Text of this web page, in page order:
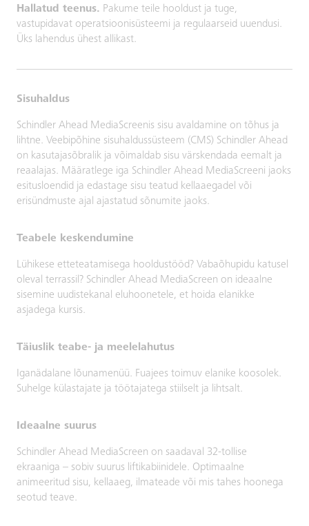
Hallatud teenus. Pakume teile hooldust ja tuge,
vastupidavat operatsioonisüsteemi ja regulaarseid uuendusi.
Üks lahendus ühest allikast.
Sisuhaldus
Schindler Ahead MediaScreenis sisu avaldamine on tõhus ja
lihtne. Veebipõhine sisuhaldussüsteem (CMS) Schindler Ahead
on kasutajasõbralik ja võimaldab sisu värskendada eemalt ja
reaalajas. Määratlege iga Schindler Ahead MediaScreeni jaoks
esitusloendid ja edastage sisu teatud kellaaegadel või
erisündmuste ajal ajastatud sõnumite jaoks.
Teabele keskendumine
Lühikese etteteatamisega hooldustööd? Vabaõhupidu katusel
oleval terrassil? Schindler Ahead MediaScreen on ideaalne
sisemine uudistekanal eluhoonetele, et hoida elanikke
asjadega kursis.
Täiuslik teabe- ja meelelahutus
Iganädalane lõunamenüü. Fuajees toimuv elanike koosolek.
Suhelge külastajate ja töötajatega stiilselt ja lihtsalt.
Ideaalne suurus
Schindler Ahead MediaScreen on saadaval 32-tollise
ekraaniga – sobiv suurus liftikabiinidele. Optimaalne
animeeritud sisu, kellaaeg, ilmateade või mis tahes hoonega
seotud teave.